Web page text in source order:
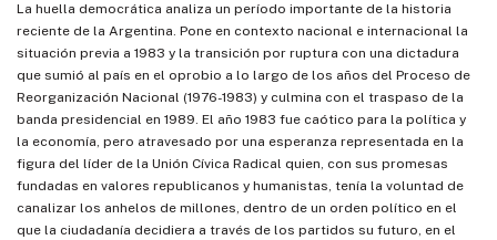
La huella democrática analiza un período importante de la historia
reciente de la Argentina. Pone en contexto nacional e internacional la
situación previa a 1983 y la transición por ruptura con una dictadura
que sumió al país en el oprobio a lo largo de los años del Proceso de
Reorganización Nacional (1976-1983) y culmina con el traspaso de la
banda presidencial en 1989. El año 1983 fue caótico para la política y
la economía, pero atravesado por una esperanza representada en la
figura del líder de la Unión Cívica Radical quien, con sus promesas
fundadas en valores republicanos y humanistas, tenía la voluntad de
canalizar los anhelos de millones, dentro de un orden político en el
que la ciudadanía decidiera a través de los partidos su futuro, en el